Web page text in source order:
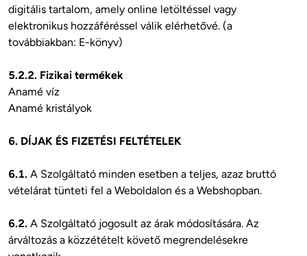
digitális tartalom, amely online letöltéssel vagy
elektronikus hozzáféréssel válik elérhetővé. (a
továbbiakban: E-könyv)
5.2.2. Fizikai termékek
Anamé víz
Anamé kristályok
6. DÍJAK ÉS FIZETÉSI FELTÉTELEK
6.1. A Szolgáltató minden esetben a teljes, azaz bruttó
vételárat tünteti fel a Weboldalon és a Webshopban.
6.2. A Szolgáltató jogosult az árak módosítására. Az
árváltozás a közzétételt követő megrendelésekre